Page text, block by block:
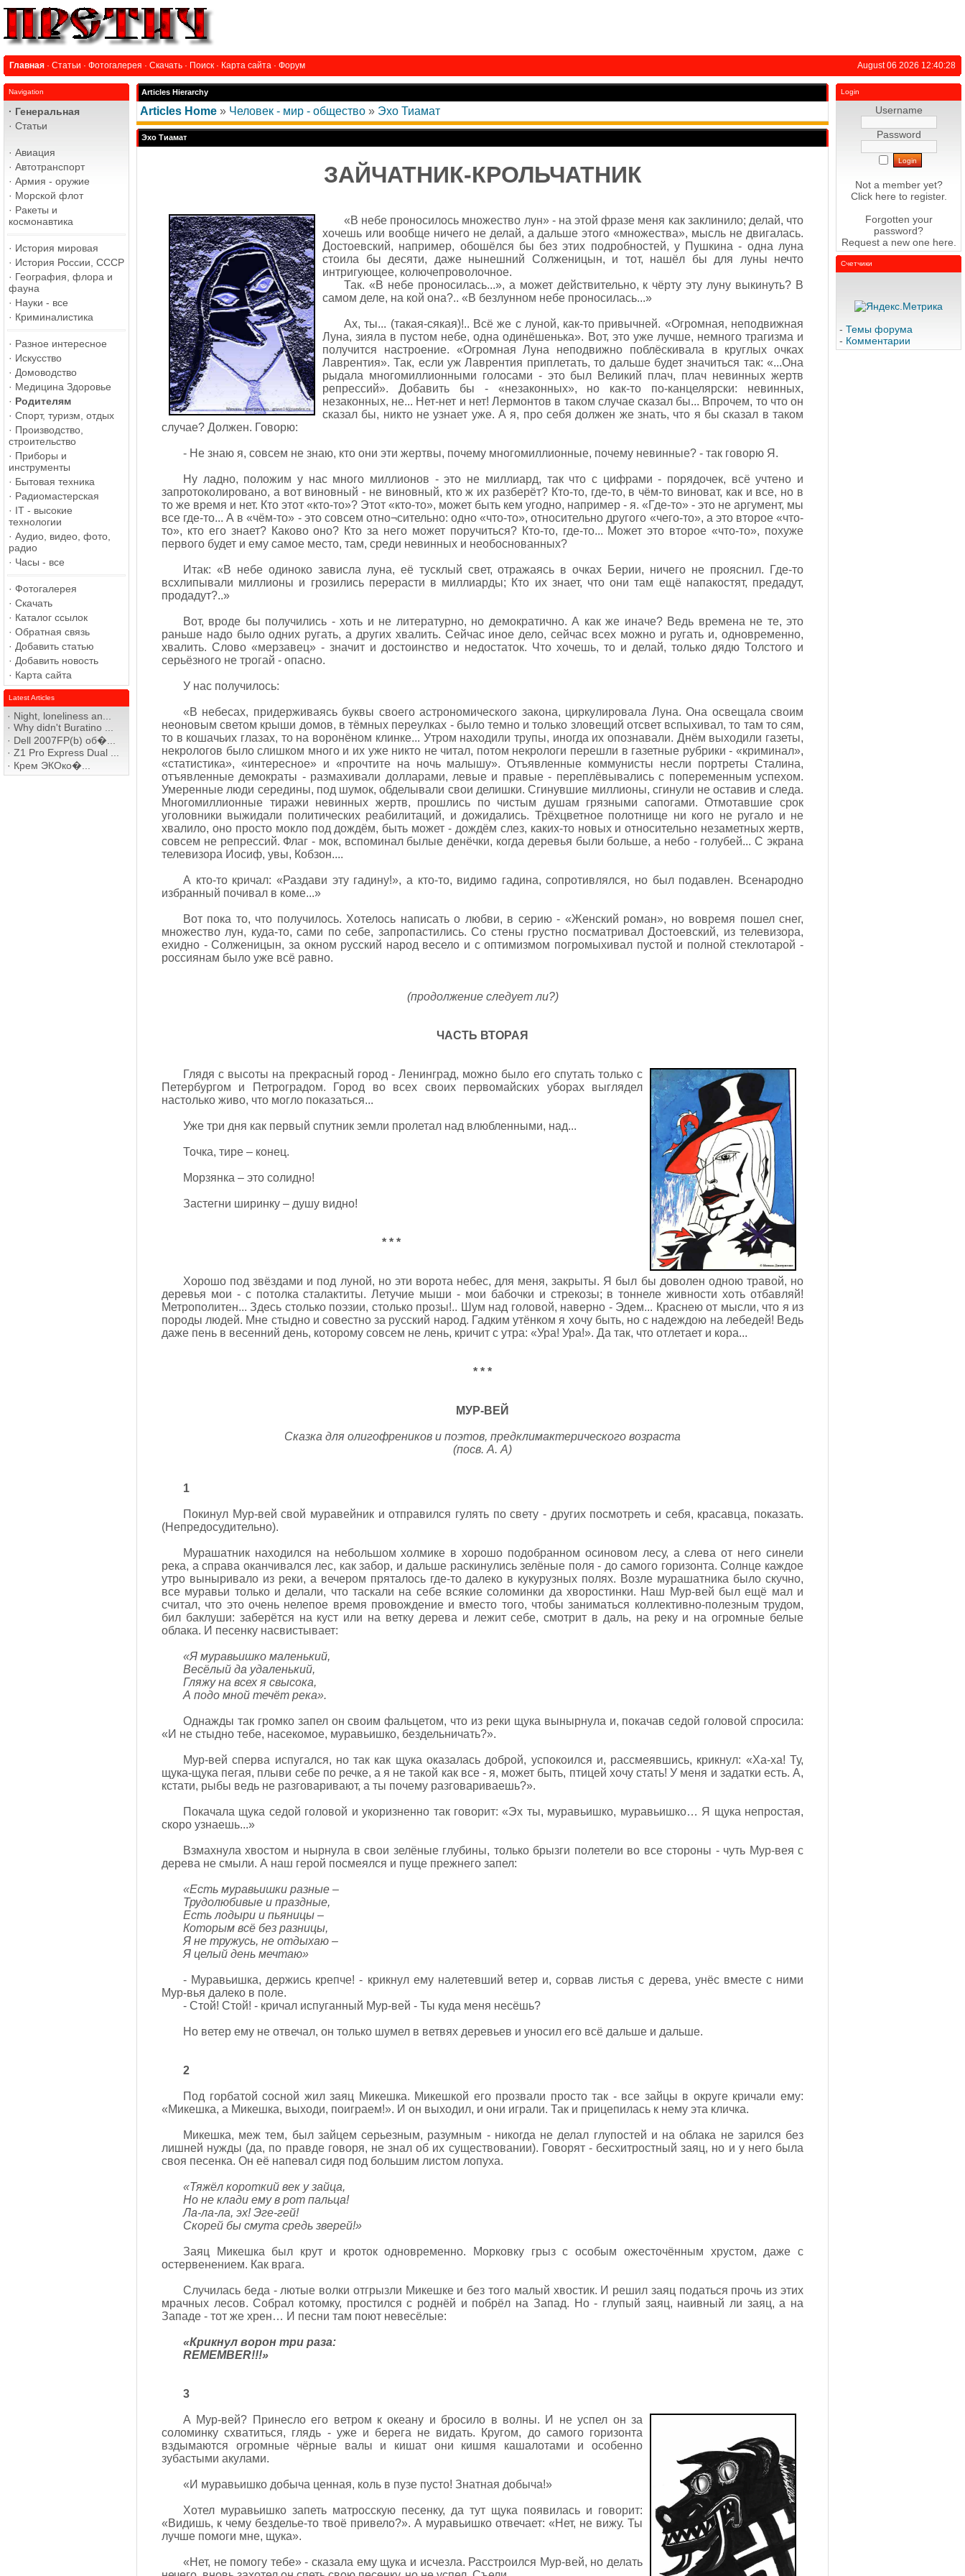
Главная · Статьи · Фотогалерея · Скачать · Поиск · Карта сайта · Форум August 06 2026 12:40:28
Navigation
· Генеральная
· Статьи
· Авиация
· Автотранспорт
· Армия - оружие
· Морской флот
· Ракеты и
космонавтика
· История мировая
· История России, СССР
· География, флора и
фауна
· Науки - все
· Криминалистика
· Разное интересное
· Искусство
· Домоводство
· Медицина Здоровье
· Родителям
· Спорт, туризм, отдых
· Производство,
строительство
· Приборы и
инструменты
· Бытовая техника
· Радиомастерская
· IT - высокие
технологии
· Аудио, видео, фото,
радио
· Часы - все
· Фотогалерея
· Скачать
· Каталог ссылок
· Обратная связь
· Добавить статью
· Добавить новость
· Карта сайта
Latest Articles
· Night, loneliness an...
· Why didn't Buratino ...
· Dell 2007FP(b) об�...
· Z1 Pro Express Dual ...
· Крем ЭКОко�...
Articles Hierarchy
Articles Home » Человек - мир - общество » Эхо Тиамат
Эхо Тиамат
ЗАЙЧАТНИК-КРОЛЬЧАТНИК
«В небе проносилось множество лун» - на этой фразе меня как заклинило; делай, что
хочешь или вообще ничего не делай, а дальше этого «множества», мысль не двигалась.
Достоевский, например, обошёлся бы без этих подробностей, у Пушкина - одна луна
стоила бы десяти, даже нынешний Солженицын, и тот, нашёл бы для луны нечто
интригующее, колючепроволочное.
Так. «В небе проносилась...», а может действительно, к чёрту эту луну выкинуть? В
самом деле, на кой она?.. «В безлунном небе проносилась...»
Ах, ты... (такая-сякая)!.. Всё же с луной, как-то привычней. «Огромная, неподвижная
Луна, зияла в пустом небе, одна одинёшенька». Вот, это уже лучше, немного трагизма и
получится настроение. «Огромная Луна неподвижно поблёскивала в круглых очках
Лаврентия». Так, если уж Лаврентия приплетать, то дальше будет значиться так: «...Она
рыдала многомиллионными голосами - это был Великий плач, плач невинных жертв
репрессий». Добавить бы - «незаконных», но как-то по-канцелярски: невинных,
незаконных, не... Нет-нет и нет! Лермонтов в таком случае сказал бы... Впрочем, то что он
сказал бы, никто не узнает уже. А я, про себя должен же знать, что я бы сказал в таком
случае? Должен. Говорю:
- Не знаю я, совсем не знаю, кто они эти жертвы, почему многомиллионные, почему невинные? - так говорю Я.
Ну ладно, положим у нас много миллионов - это не миллиард, так что с цифрами - порядочек, всё учтено и
запротоколировано, а вот виновный - не виновный, кто ж их разберёт? Кто-то, где-то, в чём-то виноват, как и все, но в
то же время и нет. Кто этот «кто-то»? Этот «кто-то», может быть кем угодно, например - я. «Где-то» - это не аргумент, мы
все где-то... А в «чём-то» - это совсем отно¬сительно: одно «что-то», относительно другого «чего-то», а это второе «что-
то», кто его знает? Каково оно? Кто за него может поручиться? Кто-то, где-то... Может это второе «что-то», похуже
первого будет и ему самое место, там, среди невинных и необоснованных?
Итак: «В небе одиноко зависла луна, её тусклый свет, отражаясь в очках Берии, ничего не прояснил. Где-то
всхлипывали миллионы и грозились перерасти в миллиарды; Кто их знает, что они там ещё напакостят, предадут,
продадут?..»
Вот, вроде бы получились - хоть и не литературно, но демократично. А как же иначе? Ведь времена не те, это
раньше надо было одних ругать, а других хвалить. Сейчас иное дело, сейчас всех можно и ругать и, одновременно,
хвалить. Слово «мерзавец» - значит и достоинство и недостаток. Что хочешь, то и делай, только дядю Толстого и
серьёзного не трогай - опасно.
У нас получилось:
«В небесах, придерживаясь буквы своего астрономического закона, циркулировала Луна. Она освещала своим
неоновым светом крыши домов, в тёмных переулках - было темно и только зловещий отсвет вспыхивал, то там то сям,
то в кошачьих глазах, то на воронёном клинке... Утром находили трупы, иногда их опознавали. Днём выходили газеты,
некрологов было слишком много и их уже никто не читал, потом некрологи перешли в газетные рубрики - «криминал»,
«статистика», «интересное» и «прочтите на ночь малышу». Отъявленные коммунисты несли портреты Сталина,
отъявленные демократы - размахивали долларами, левые и правые - переплёвывались с попеременным успехом.
Умеренные люди середины, под шумок, обделывали свои делишки. Сгинувшие миллионы, сгинули не оставив и следа.
Многомиллионные тиражи невинных жертв, прошлись по чистым душам грязными сапогами. Отмотавшие срок
уголовники выжидали политических реабилитаций, и дожидались. Трёхцветное полотнище ни кого не ругало и не
хвалило, оно просто мокло под дождём, быть может - дождём слез, каких-то новых и относительно незаметных жертв,
совсем не репрессий. Флаг - мок, вспоминал былые денёчки, когда деревья были больше, а небо - голубей... С экрана
телевизора Иосиф, увы, Кобзон....
А кто-то кричал: «Раздави эту гадину!», а кто-то, видимо гадина, сопротивлялся, но был подавлен. Всенародно
избранный почивал в коме...»
Вот пока то, что получилось. Хотелось написать о любви, в серию - «Женский роман», но вовремя пошел снег,
множество лун, куда-то, сами по себе, запропастились. Со стены грустно посматривал Достоевский, из телевизора,
ехидно - Солженицын, за окном русский народ весело и с оптимизмом погромыхивал пустой и полной стеклотарой -
россиянам было уже всё равно.
(продолжение следует ли?)
ЧАСТЬ ВТОРАЯ
Глядя с высоты на прекрасный город - Ленинград, можно было его спутать только с
Петербургом и Петроградом. Город во всех своих первомайских уборах выглядел
настолько живо, что могло показаться...
Уже три дня как первый спутник земли пролетал над влюбленными, над...
Точка, тире – конец.
Морзянка – это солидно!
Застегни ширинку – душу видно!
* * *
Хорошо под звёздами и под луной, но эти ворота небес, для меня, закрыты. Я был бы доволен одною травой, но
деревья мои - с потолка сталактиты. Летучие мыши - мои бабочки и стрекозы; в тоннеле живности хоть отбавляй!
Метрополитен... Здесь столько поэзии, столько прозы!.. Шум над головой, наверно - Эдем... Краснею от мысли, что я из
породы людей. Мне стыдно и совестно за русский народ. Гадким утёнком я хочу быть, но с надеждою на лебедей! Ведь
даже пень в весенний день, которому совсем не лень, кричит с утра: «Ура! Ура!». Да так, что отлетает и кора...
* * *
МУР-ВЕЙ
Сказка для олигофреников и поэтов, предклимактерического возраста
(посв. А. А)
1
Покинул Мур-вей свой муравейник и отправился гулять по свету - других посмотреть и себя, красавца, показать.
(Непредосудительно).
Мурашатник находился на небольшом холмике в хорошо подобранном осиновом лесу, а слева от него синели
река, а справа оканчивался лес, как забор, и дальше раскинулись зелёные поля - до самого горизонта. Солнце каждое
утро выныривало из реки, а вечером пряталось где-то далеко в кукурузных полях. Возле мурашатника было скучно,
все муравьи только и делали, что таскали на себе всякие соломинки да хворостинки. Наш Мур-вей был ещё мал и
считал, что это очень нелепое время провождение и вместо того, чтобы заниматься коллективно-полезным трудом,
бил баклуши: заберётся на куст или на ветку дерева и лежит себе, смотрит в даль, на реку и на огромные белые
облака. И песенку насвистывает:
«Я муравьишко маленький,
Весёлый да удаленький,
Гляжу на всех я свысока,
А подо мной течёт река».
Однажды так громко запел он своим фальцетом, что из реки щука вынырнула и, покачав седой головой спросила:
«И не стыдно тебе, насекомое, муравьишко, бездельничать?».
Мур-вей сперва испугался, но так как щука оказалась доброй, успокоился и, рассмеявшись, крикнул: «Ха-ха! Ту,
щука-щука пегая, плыви себе по речке, а я не такой как все - я, может быть, птицей хочу стать! У меня и задатки есть. А,
кстати, рыбы ведь не разговаривают, а ты почему разговариваешь?».
Покачала щука седой головой и укоризненно так говорит: «Эх ты, муравьишко, муравьишко… Я щука непростая,
скоро узнаешь...»
Взмахнула хвостом и нырнула в свои зелёные глубины, только брызги полетели во все стороны - чуть Мур-вея с
дерева не смыли. А наш герой посмеялся и пуще прежнего запел:
«Есть муравьишки разные –
Трудолюбивые и праздные,
Есть лодыри и пьяницы –
Которым всё без разницы,
Я не тружусь, не отдыхаю –
Я целый день мечтаю»
- Муравьишка, держись крепче! - крикнул ему налетевший ветер и, сорвав листья с дерева, унёс вместе с ними
Мур-вья далеко в поле.
- Стой! Стой! - кричал испуганный Мур-вей - Ты куда меня несёшь?
Но ветер ему не отвечал, он только шумел в ветвях деревьев и уносил его всё дальше и дальше.
2
Под горбатой сосной жил заяц Микешка. Микешкой его прозвали просто так - все зайцы в округе кричали ему:
«Микешка, а Микешка, выходи, поиграем!». И он выходил, и они играли. Так и прицепилась к нему эта кличка.
Микешка, меж тем, был зайцем серьезным, разумным - никогда не делал глупостей и на облака не зарился без
лишней нужды (да, по правде говоря, не знал об их существовании). Говорят - бесхитростный заяц, но и у него была
своя песенка. Он её напевал сидя под большим листом лопуха.
«Тяжёл короткий век у зайца,
Но не клади ему в рот пальца!
Ла-ла-ла, эх! Эге-гей!
Скорей бы смута средь зверей!»
Заяц Микешка был крут и кроток одновременно. Морковку грыз с особым ожесточённым хрустом, даже с
остервенением. Как врага.
Случилась беда - лютые волки отгрызли Микешке и без того малый хвостик. И решил заяц податься прочь из этих
мрачных лесов. Собрал котомку, простился с роднёй и побрёл на Запад. Но - глупый заяц, наивный ли заяц, а на
Западе - тот же хрен… И песни там поют невесёлые:
«Крикнул ворон три раза:
RЕМЕМВЕR!!!»
3
А Мур-вей? Принесло его ветром к океану и бросило в волны. И не успел он за
соломинку схватиться, глядь - уже и берега не видать. Кругом, до самого горизонта
вздымаются огромные чёрные валы и кишат они кишмя кашалотами и особенно
зубастыми акулами.
«И муравьишко добыча ценная, коль в пузе пусто! Знатная добыча!»
Хотел муравьишко запеть матросскую песенку, да тут щука появилась и говорит:
«Видишь, к чему безделье-то твоё привело?». А муравьишко отвечает: «Нет, не вижу. Ты
лучше помоги мне, щука».
«Нет, не помогу тебе» - сказала ему щука и исчезла. Расстроился Мур-вей, но делать
Login
Username
Password
Not a member yet?
Click here to register.
Forgotten your
password?
Request a new one here
Счетчики
- Темы форума
- Комментарии